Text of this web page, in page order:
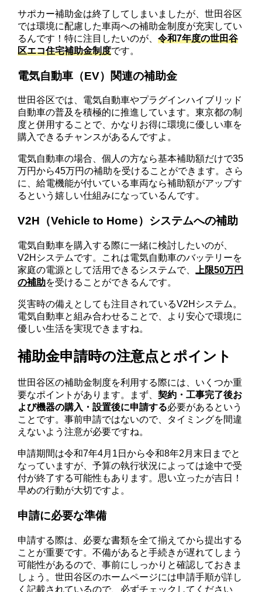
サポカー補助金は終了してしまいましたが、世田谷区
では環境に配慮した車両への補助金制度が充実してい
るんです！特に注目したいのが、令和7年度の世田谷
区エコ住宅補助金制度です。
電気自動車（EV）関連の補助金
世田谷区では、電気自動車やプラグインハイブリッド
自動車の普及を積極的に推進しています。東京都の制
度と併用することで、かなりお得に環境に優しい車を
購入できるチャンスがあるんですよ。
電気自動車の場合、個人の方なら基本補助額だけで35
万円から45万円の補助を受けることができます。さら
に、給電機能が付いている車両なら補助額がアップす
るという嬉しい仕組みになっているんです。
V2H（Vehicle to Home）システムへの補助
電気自動車を購入する際に一緒に検討したいのが、
V2Hシステムです。これは電気自動車のバッテリーを
家庭の電源として活用できるシステムで、
上限50万円
の補助を受けることができるんです。
災害時の備えとしても注目されているV2Hシステム。
電気自動車と組み合わせることで、より安心で環境に
優しい生活を実現できますね。
補助金申請時の注意点とポイント
世田谷区の補助金制度を利用する際には、いくつか重
要なポイントがあります。まず、契約・工事完了後お
よび機器の購入・設置後に申請する必要があるという
ことです。事前申請ではないので、タイミングを間違
えないよう注意が必要ですね。
申請期間は令和7年4月1日から令和8年2月末日までと
なっていますが、予算の執行状況によっては途中で受
付が終了する可能性もあります。思い立ったが吉日！
早めの行動が大切ですよ。
申請に必要な準備
申請する際は、必要な書類を全て揃えてから提出する
ことが重要です。不備があると手続きが遅れてしまう
可能性があるので、事前にしっかりと確認しておきま
しょう。世田谷区のホームページには申請手順が詳し
く記載されているので、必ずチェックしてください